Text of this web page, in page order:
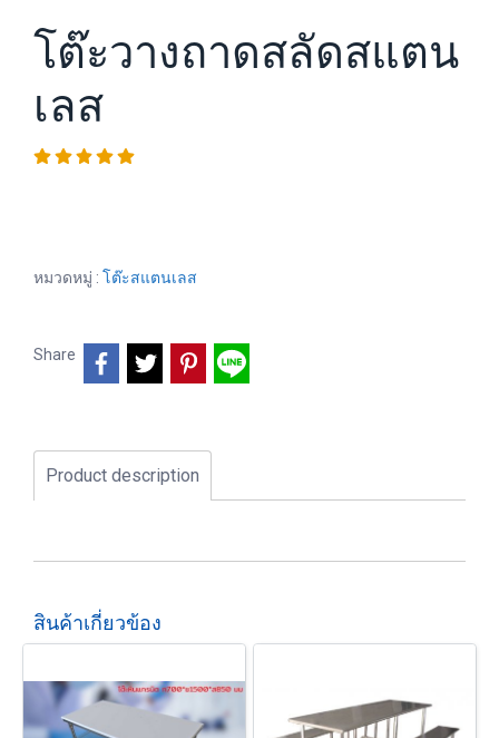
โต๊ะวางถาดสลัดสแตน
เลส
หมวดหมู่ : โต๊ะสแตนเลส
Share
Product description
สินค้าเกี่ยวข้อง